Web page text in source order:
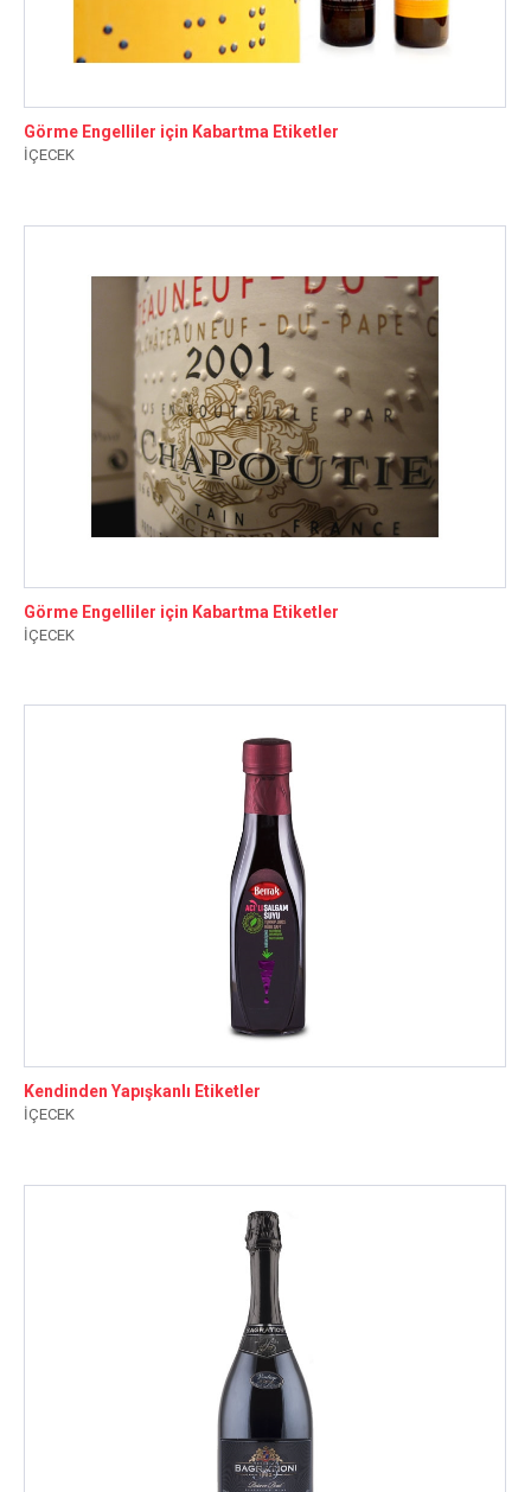
Görme Engelliler için Kabartma Etiketler
İÇECEK
Görme Engelliler için Kabartma Etiketler
İÇECEK
Kendinden Yapışkanlı Etiketler
İÇECEK